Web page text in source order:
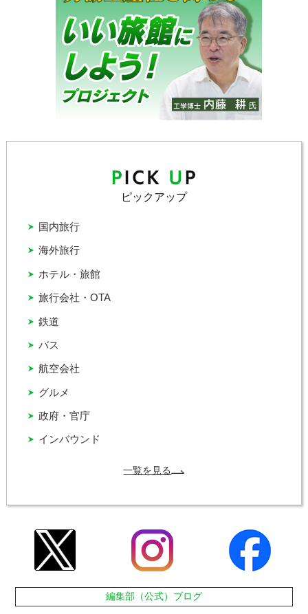
ピックアップ
インバウンド
グルメ
バス
ホテル・旅館
国内旅行
政府・官庁
旅行会社・OTA
海外旅行
航空会社
鉄道
一覧を見る
編集部（公式）ブログ